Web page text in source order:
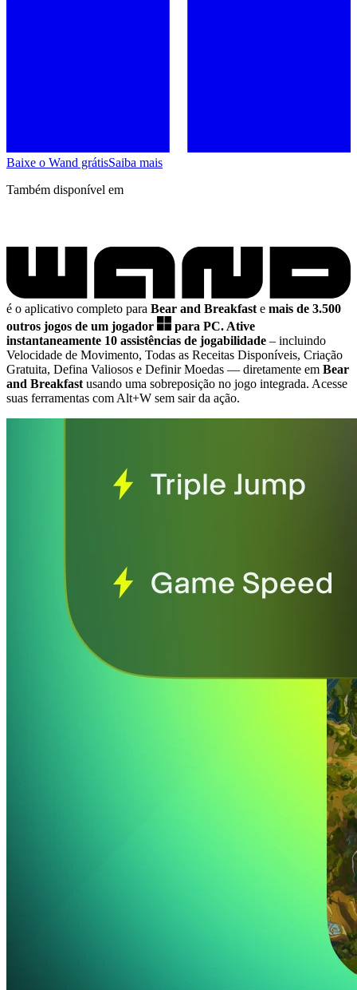
Baixe o Wand grátisSaiba mais
Também disponível em
é o aplicativo completo para Bear and Breakfast e mais de 3.500
outros jogos de um jogador
para PC. Ative
instantaneamente 10 assistências de jogabilidade – incluindo
Velocidade de Movimento, Todas as Receitas Disponíveis, Criação
Gratuita, Defina Valiosos e Definir Moedas — diretamente em Bear
and Breakfast usando uma sobreposição no jogo integrada. Acesse
suas ferramentas com Alt+W sem sair da ação.